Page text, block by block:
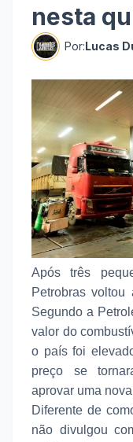
nesta
Por:Lucas
Após três
Petrobras
Segundo a
valor do
o país foi
preço se
aprovar uma
Diferente de
não divulgou